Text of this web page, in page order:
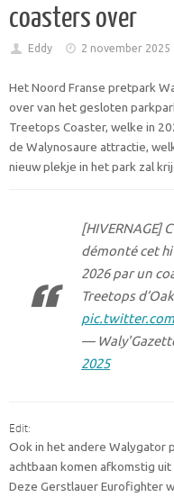
coasters over
Eddy 2 november 2025
Het Noord Franse pretpark
over van het gesloten
Treetops Coaster, welke in
de Walynosaure attractie,
nieuw plekje in het park zal
[HIVERNAGE]
démonté cet
2026 par un
Treetops
—
2025
Edit:
Ook in het andere Walygator
achtbaan komen afkomstig
Deze Gerstlauer Eurofighter